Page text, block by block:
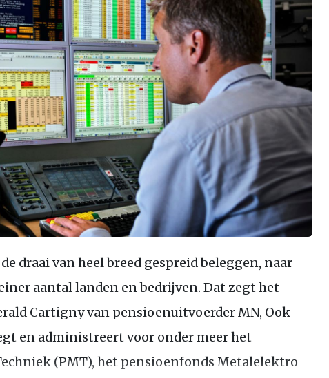
draai van heel breed gespreid beleggen, naar
aantal landen en bedrijven. Dat zegt het
Cartigny van pensioenuitvoerder MN, Ook
en administreert voor onder meer het
(PMT), het pensioenfonds Metalelektro